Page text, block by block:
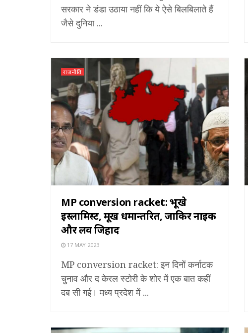
सरकार ने डंडा उठाया नहीं कि ये ऐसे बिलबिलाते हैं
जैसे दुनिया ...
राजनीति
MP conversion racket: भूखे
इस्लामिस्ट, मूर्ख धर्मान्तरित, जाकिर नाईक
और लव जिहाद
17 MAY 2023
MP conversion racket: इन दिनों कर्नाटक
चुनाव और द केरल स्टोरी के शोर में एक बात कहीं
दब सी गई। मध्य प्रदेश में ...